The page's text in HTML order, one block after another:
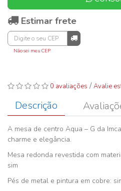
Estimar frete
Não sei meu CEP
0 avaliações /Avalie
Descrição
A mesa de centro Aqua – G da
charme e elegância.
Mesa redonda revestida com
sim
Pés de metal e pintura em cobre: